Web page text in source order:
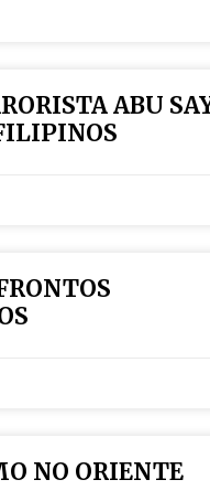
ABU
NO ORIENTE